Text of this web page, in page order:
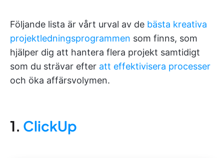
Följande lista är vårt urval av de bästa kreativa
projektledningsprogrammen som finns, som
hjälper dig att hantera flera projekt samtidigt
som du strävar efter att effektivisera processer
och öka affärsvolymen.
1. ClickUp